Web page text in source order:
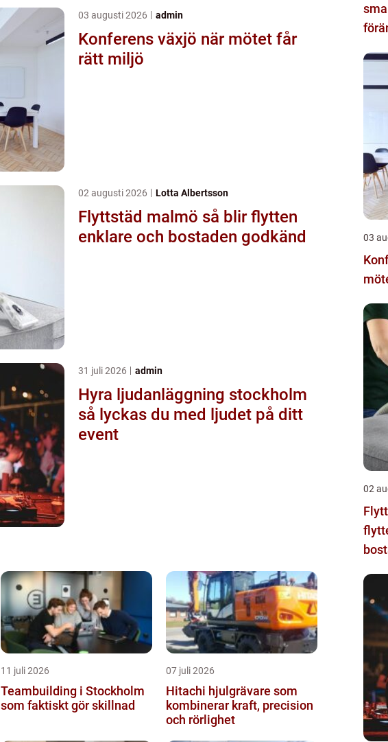
03 augusti 2026 admin
Konferens växjö när mötet får
rätt miljö
02 augusti 2026 Lotta Albertsson
Flyttstäd malmö så blir flytten
enklare och bostaden godkänd
31 juli 2026 admin
Hyra ljudanläggning stockholm
så lyckas du med ljudet på ditt
event
11 juli 2026
Teambuilding i Stockholm
som faktiskt gör skillnad
07 juli 2026
Hitachi hjulgrävare som
kombinerar kraft, precision
och rörlighet
03
02